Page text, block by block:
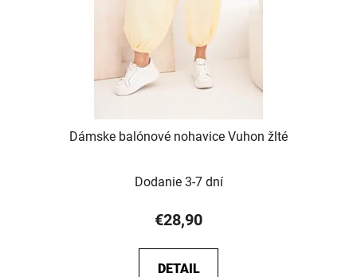
Dámske balónové nohavice Vuhon žlté
Dodanie 3-7 dní
€28,90
DETAIL